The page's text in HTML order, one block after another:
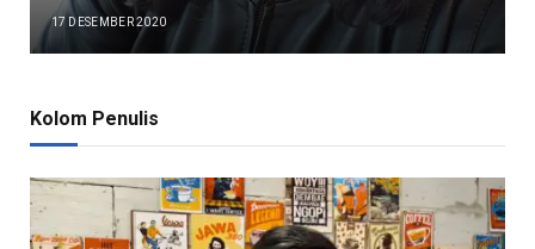
17 DESEMBER 2020
Kolom Penulis